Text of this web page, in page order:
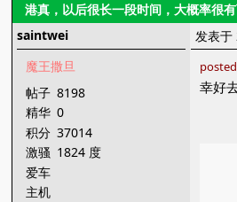
港真，以后很长一段时间，大概率很
saintwei
魔王撒旦
帖子 8198
精华 0
积分 37014
激骚 1824 度
爱车
主机
发表
幸好